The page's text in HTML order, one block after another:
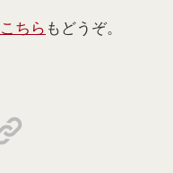
こちら もどうぞ。